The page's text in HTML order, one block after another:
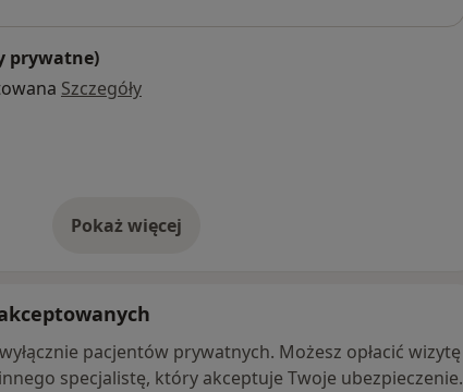
prywatne)
Szczegóły
Pokaż więcej
o adresie
pacjentów prywatnych. Możesz opłacić wizytę
specjalistę, który akceptuje Twoje ubezpieczenie.